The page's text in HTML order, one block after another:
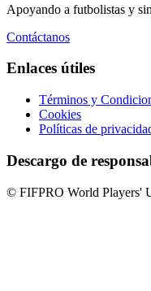
Apoyando a futbolistas y
Contáctanos
Enlaces útiles
Términos y
Cookies
Políticas de
Descargo de
© FIFPRO World Players'